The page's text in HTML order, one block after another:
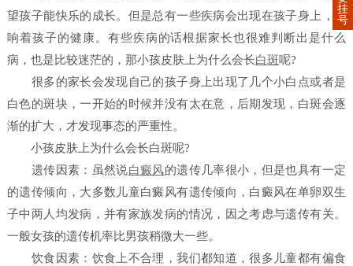
望孩子能快乐的成长。但是总有一些疾病会出现在孩子身上，影
响着孩子的健康。有些疾病的话根据家长也很难判断出是什么
病，也是比较迷茫的，那小孩皮肤上为什么会长白斑呢?
很多的家长会发现自己的孩子身上出现了几个小白点或者是
白色的斑块，一开始的时候并没有太在意，后期发现，白斑会逐
渐的扩大，才发现事态的严重性。
小孩皮肤上为什么会长白斑呢?
遗传因素：虽然说白癜风的遗传几率很小，但是也具有一定
的遗传倾向，大多数儿童白癜风有遗传倾向，白癜风在单卵双生
子中两人均发病，并有家族发病的情况，因之考虑与遗传有关。
一般女孩的遗传机率比男孩稍微大一些。
饮食因素：饮食上不合理，我们都知道，很多儿童都有偏食
挂
号